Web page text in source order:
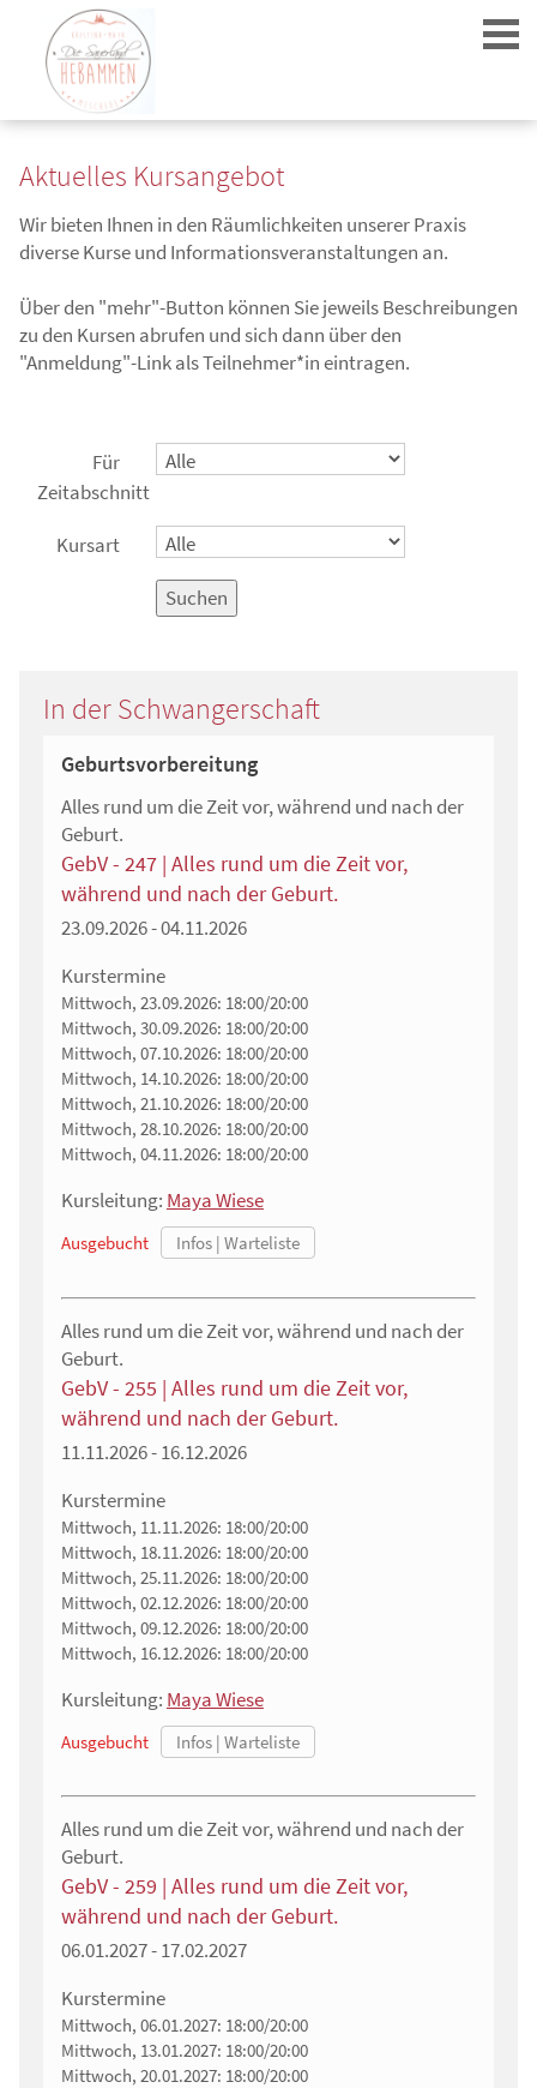
Login
Aktuelles Kursangebot
Wir bieten Ihnen in den Räumlichkeiten unserer Praxis
diverse Kurse und Informationsveranstaltungen an.
Über den "mehr"-Button können Sie jeweils Beschreibungen
zu den Kursen abrufen und sich dann über den
"Anmeldung"-Link als Teilnehmer*in eintragen.
Für
Zeitabschnitt
Kursart
Suchen
In der Schwangerschaft
Geburtsvorbereitung
Alles rund um die Zeit vor, während und nach der
Geburt.
GebV - 247 | Alles rund um die Zeit vor,
während und nach der Geburt.
23.09.2026 - 04.11.2026
Kurstermine
Mittwoch, 23.09.2026: 18:00/20:00
Mittwoch, 30.09.2026: 18:00/20:00
Mittwoch, 07.10.2026: 18:00/20:00
Mittwoch, 14.10.2026: 18:00/20:00
Mittwoch, 21.10.2026: 18:00/20:00
Mittwoch, 28.10.2026: 18:00/20:00
Mittwoch, 04.11.2026: 18:00/20:00
Kursleitung: Maya Wiese
Ausgebucht
Alles rund um die Zeit vor, während und nach der
Geburt.
GebV - 255 | Alles rund um die Zeit vor,
während und nach der Geburt.
11.11.2026 - 16.12.2026
Kurstermine
Mittwoch, 11.11.2026: 18:00/20:00
Mittwoch, 18.11.2026: 18:00/20:00
Mittwoch, 25.11.2026: 18:00/20:00
Mittwoch, 02.12.2026: 18:00/20:00
Mittwoch, 09.12.2026: 18:00/20:00
Mittwoch, 16.12.2026: 18:00/20:00
Kursleitung: Maya Wiese
Ausgebucht
Alles rund um die Zeit vor, während und nach der
Geburt.
GebV - 259 | Alles rund um die Zeit vor,
während und nach der Geburt.
06.01.2027 - 17.02.2027
Kurstermine
Mittwoch, 06.01.2027: 18:00/20:00
Mittwoch, 13.01.2027: 18:00/20:00
Mittwoch, 20.01.2027: 18:00/20:00